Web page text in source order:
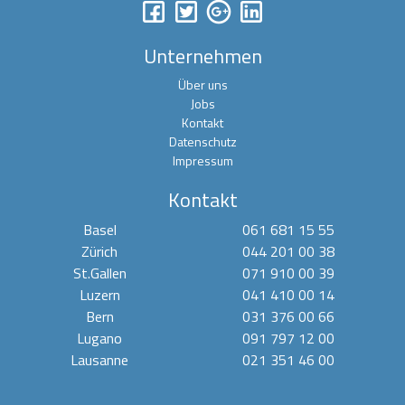
Unternehmen
Über uns
Jobs
Kontakt
Datenschutz
Impressum
Kontakt
Basel
061 681 15 55
Zürich
044 201 00 38
St.Gallen
071 910 00 39
Luzern
041 410 00 14
Bern
031 376 00 66
Lugano
091 797 12 00
Lausanne
021 351 46 00